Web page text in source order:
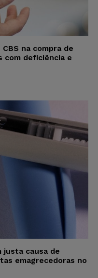
na compra de
com deficiência e
justa causa de
emagrecedoras no